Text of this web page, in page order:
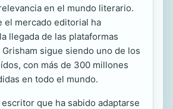
en el mundo literario.
el mercado editorial ha
llegada de las plataformas
sigue siendo uno de los
con más de 300 millones
en todo el mundo.
que ha sabido adaptarse